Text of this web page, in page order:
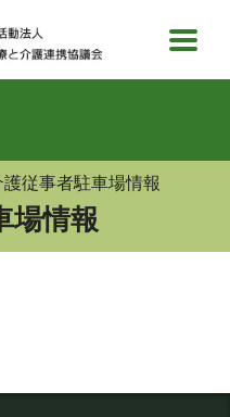
護従事者駐車場情報
場情報